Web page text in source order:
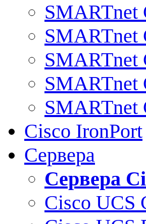
SMARTnet
SMARTnet
SMARTnet
SMARTnet
SMARTnet
Cisco IronPort
Сервера
Сервера
Cisco UCS